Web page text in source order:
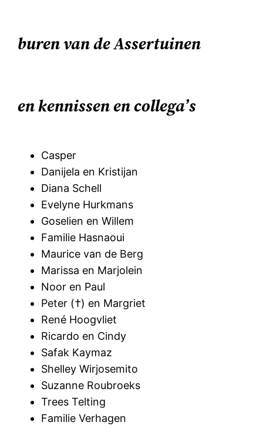
buren van de Assertuinen
en kennissen en collega’s
Casper
Danijela en Kristijan
Diana Schell
Evelyne Hurkmans
Goselien en Willem
Familie Hasnaoui
Maurice van de Berg
Marissa en Marjolein
Noor en Paul
Peter (†) en Margriet
René Hoogvliet
Ricardo en Cindy
Safak Kaymaz
Shelley Wirjosemito
Suzanne Roubroeks
Trees Telting
Familie Verhagen